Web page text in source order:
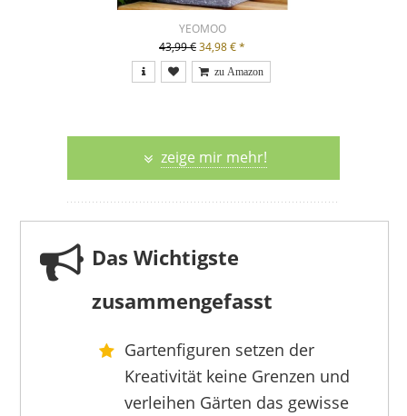
YEOMOO
43,99 €34,98 €*
INTRENDU
29,90 €*
zeige mir mehr!
Das Wichtigste
zusammengefasst
Gartenfiguren setzen der
Kreativität keine Grenzen und
verleihen Gärten das gewisse